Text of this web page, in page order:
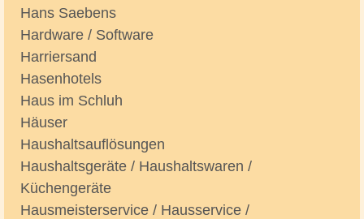
Hans Saebens
Hardware / Software
Harriersand
Hasenhotels
Haus im Schluh
Häuser
Haushaltsauflösungen
Haushaltsgeräte / Haushaltswaren /
Küchengeräte
Hausmeisterservice / Hausservice /